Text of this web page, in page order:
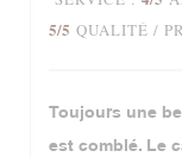
5/5 QUALITÉ /
Toujours une
est comblé. Le